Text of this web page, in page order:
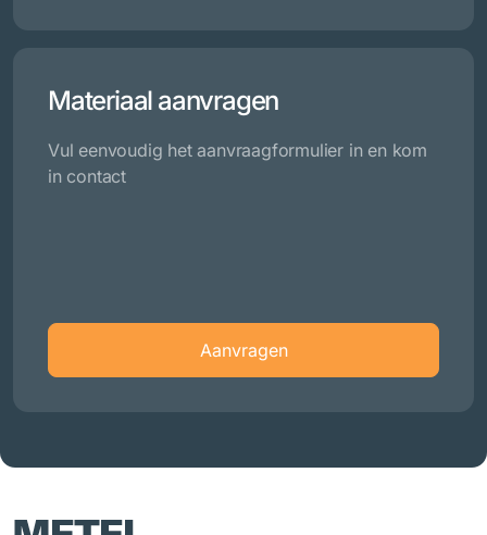
Materiaal aanvragen
Vul eenvoudig het aanvraagformulier in en kom
in contact
Aanvragen